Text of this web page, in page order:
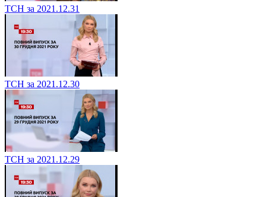
ТСН за 2021.12.31
ТСН за 2021.12.30
ТСН за 2021.12.29